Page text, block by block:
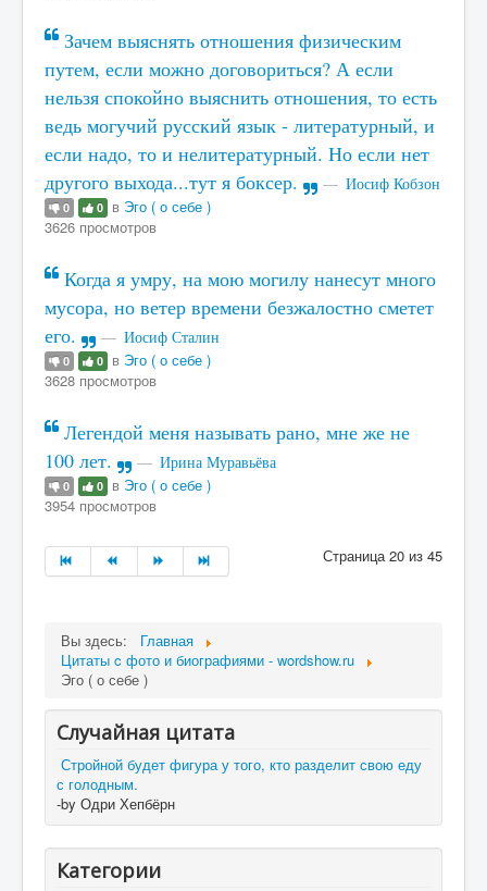
Зачем выяснять отношения физическим
путем, если можно договориться? А если
нельзя спокойно выяснить отношения, то есть
ведь могучий русский язык - литературный, и
если надо, то и нелитературный. Но если нет
другого выхода...тут я боксер.
Иосиф Кобзон
0 0 в Эго ( о себе )
3626 просмотров
Когда я умру, на мою могилу нанесут много
мусора, но ветер времени безжалостно сметет
его.
Иосиф Сталин
0 0 в Эго ( о себе )
3628 просмотров
Легендой меня называть рано, мне же не
100 лет.
Ирина Муравьёва
0 0 в Эго ( о себе )
3954 просмотров
Страница 20 из 45
Вы здесь:
Главная
Цитаты c фото и биографиями - wordshow.ru
Эго ( о себе )
Случайная цитата
Стройной будет фигура у того, кто разделит свою еду
с голодным.
-by Одри Хепбёрн
Категории